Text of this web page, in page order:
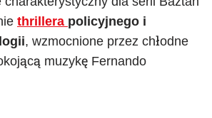
thrillera policyjnego i
, wzmocnione przez chłodne
muzykę Fernando